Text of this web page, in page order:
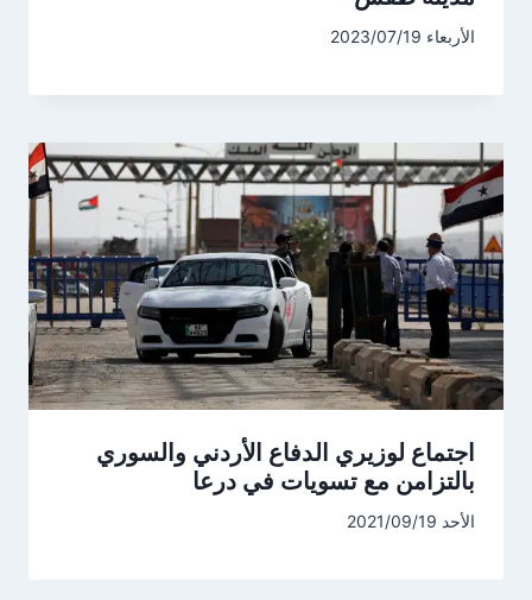
الأربعاء 2023/07/19
اجتماع لوزيري الدفاع الأردني والسوري
بالتزامن مع تسويات في درعا
الأحد 2021/09/19